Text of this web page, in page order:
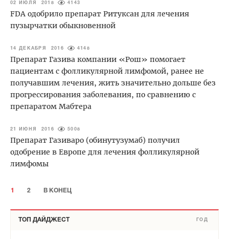
02 ИЮЛЯ 2018 4143
FDA одобрило препарат Ритуксан для лечения
пузырчатки обыкновенной
14 ДЕКАБРЯ 2016 4148
Препарат Газива компании «Рош» помогает
пациентам с фолликулярной лимфомой, ранее не
получавшим лечения, жить значительно дольше без
прогрессирования заболевания, по сравнению с
препаратом Мабтера
21 ИЮНЯ 2016 5008
Препарат Газиваро (обинутузумаб) получил
одобрение в Европе для лечения фолликулярной
лимфомы
1 2 В КОНЕЦ
ТОП ДАЙДЖЕСТ ГОД